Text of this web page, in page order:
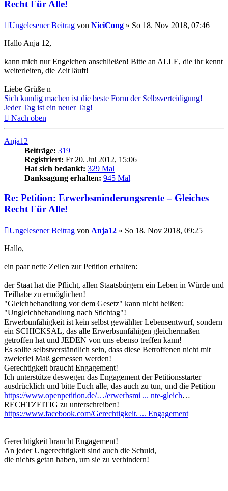
Recht Für Alle!
Ungelesener Beitrag von NiciCong » So 18. Nov 2018, 07:46
Hallo Anja 12,
kann mich nur Engelchen anschließen! Bitte an ALLE, die ihr kennt
weiterleiten, die Zeit läuft!
Liebe Grüße n
Sich kundig machen ist die beste Form der Selbsverteidigung!
Jeder Tag ist ein neuer Tag!
Nach oben
Anja12
Beiträge: 319
Registriert: Fr 20. Jul 2012, 15:06
Hat sich bedankt: 329 Mal
Danksagung erhalten: 945 Mal
Re: Petition: Erwerbsminderungsrente – Gleiches
Recht Für Alle!
Ungelesener Beitrag von Anja12 » So 18. Nov 2018, 09:25
Hallo,
ein paar nette Zeilen zur Petition erhalten:
der Staat hat die Pflicht, allen Staatsbürgern ein Leben in Würde und
Teilhabe zu ermöglichen!
"Gleichbehandlung vor dem Gesetz" kann nicht heißen:
"Ungleichbehandlung nach Stichtag"!
Erwerbunfähigkeit ist kein selbst gewählter Lebensentwurf, sondern
ein SCHICKSAL, das alle Erwerbsunfähigen gleichermaßen
getroffen hat und JEDEN von uns ebenso treffen kann!
Es sollte selbstverständlich sein, dass diese Betroffenen nicht mit
zweierlei Maß gemessen werden!
Gerechtigkeit braucht Engagement!
Ich unterstütze deswegen das Engagement der Petitionsstarter
ausdrücklich und bitte Euch alle, das auch zu tun, und die Petition
https://www.openpetition.de/…/erwerbsmi ... nte-gleich…
RECHTZEITIG zu unterschreiben!
https://www.facebook.com/Gerechtigkeit. ... Engagement
Gerechtigkeit braucht Engagement!
An jeder Ungerechtigkeit sind auch die Schuld,
die nichts getan haben, um sie zu verhindern!